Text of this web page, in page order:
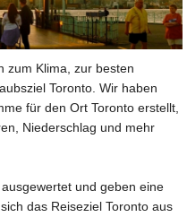
zum Klima, zur besten
Toronto. Wir haben
für den Ort Toronto erstellt,
Niederschlag und mehr
und geben eine
das Reiseziel Toronto aus